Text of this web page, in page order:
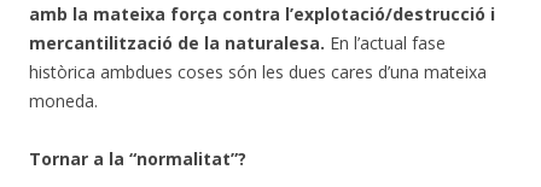
amb la mateixa força contra l’explotació/destrucció i
mercantilització de la naturalesa. En l’actual fase
històrica ambdues coses són les dues cares d’una mateixa
moneda.
Tornar a la “normalitat”?